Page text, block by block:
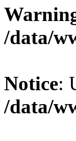
/data/
Notice:
/data/